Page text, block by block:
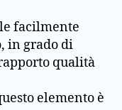
facilmente
in grado di
qualità
elemento è